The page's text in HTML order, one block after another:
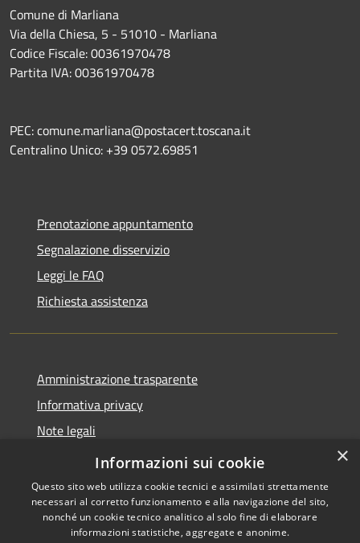
Comune di Marliana
Via della Chiesa, 5 - 51010 - Marliana
Codice Fiscale: 00361970478
Partita IVA: 00361970478
PEC: comune.marliana@postacert.toscana.it
Centralino Unico: +39 0572.69851
Prenotazione appuntamento
Segnalazione disservizio
Leggi le FAQ
Richiesta assistenza
Amministrazione trasparente
Informativa privacy
Note legali
Dichiarazione di accessibilità
Copyright © 2026 • Comune di
×
Informazioni sui cookie
Questo sito web utilizza cookie tecnici e assimilati strettamente
necessari al corretto funzionamento e alla navigazione del sito,
nonché un cookie tecnico analitico al solo fine di elaborare
informazioni statistiche, aggregate e anonime.